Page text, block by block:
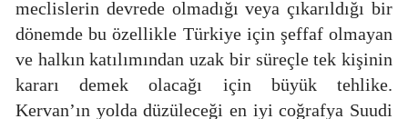
meclislerin devrede olmadığı veya çıkarıldığı bir
dönemde bu özellikle Türkiye için şeffaf olmayan
ve halkın katılımından uzak bir süreçle tek kişinin
kararı demek olacağı için büyük tehlike.
Kervan’ın yolda düzüleceği en iyi coğrafya Suudi